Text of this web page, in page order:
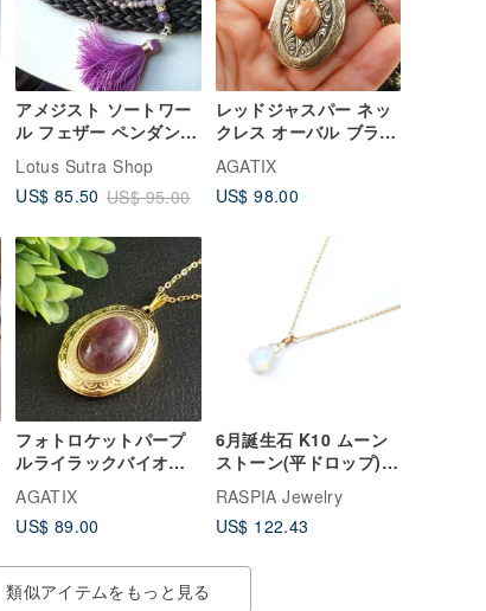
アメジスト ソートワー
ル フェザー ペンダント
とタッセル ウィメンズ
ジュエリー フェミニン
Lotus Sutra Shop
US$ 85.50 US$ 95.00
レッドジャスパー ネッ
クレス オーバル ブラス
フォトロケット ペンダ
ント 記念品ネックレス
ジュエリー
AGATIX
US$ 98.00
フォトロケットパープ
ルライラックバイオレ
ットアメジストゴール
ド記念品ペンダントネ
ックレスジュエリー
AGATIX
US$ 89.00
6月誕生石 K10 ムーン
ストーン(平ドロップ)
ネックレスチャーム
~BOURGEON~(チェー
ンのセット購入できま
RASPIA Jewelry
US$ 122.43
類似アイテムをもっと見る